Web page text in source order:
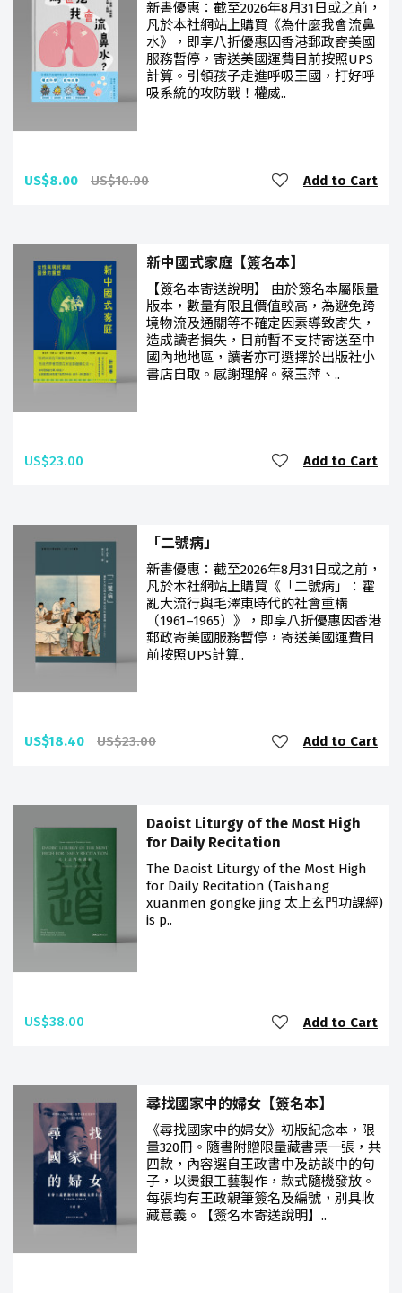
新書優惠：截至2026年8月31日或之前，
凡於本社網站上購買《為什麼我會流鼻
水》，即享八折優惠因香港郵政寄美國
服務暫停，寄送美國運費目前按照UPS
計算。引領孩子走進呼吸王國，打好呼
吸系統的攻防戰！權威..
US$8.00 US$10.00 Add to Cart
新中國式家庭【簽名本】
【簽名本寄送說明】 由於簽名本屬限量
版本，數量有限且價值較高，為避免跨
境物流及通關等不確定因素導致寄失，
造成讀者損失，目前暫不支持寄送至中
國內地地區，讀者亦可選擇於出版社小
書店自取。感謝理解。蔡玉萍、..
US$23.00 Add to Cart
「二號病」
新書優惠：截至2026年8月31日或之前，
凡於本社網站上購買《「二號病」：霍
亂大流行與毛澤東時代的社會重構
（1961–1965）》，即享八折優惠因香港
郵政寄美國服務暫停，寄送美國運費目
前按照UPS計算..
US$18.40 US$23.00 Add to Cart
Daoist Liturgy of the Most High
for Daily Recitation
The Daoist Liturgy of the Most High
for Daily Recitation (Taishang
xuanmen gongke jing 太上玄門功課經)
is p..
US$38.00 Add to Cart
尋找國家中的婦女【簽名本】
《尋找國家中的婦女》初版紀念本，限
量320冊。隨書附贈限量藏書票一張，共
四款，內容選自王政書中及訪談中的句
子，以燙銀工藝製作，款式隨機發放。
每張均有王政親筆簽名及編號，別具收
藏意義。【簽名本寄送說明】..